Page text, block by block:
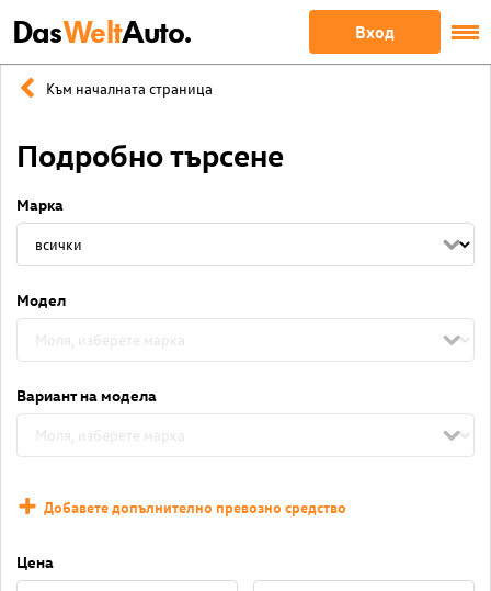
DasWeltAuto. Вход
Към началната страница
Подробно търсене
Марка
Модел
Вариант на модела
Добавете допълнително превозно средство
Цена